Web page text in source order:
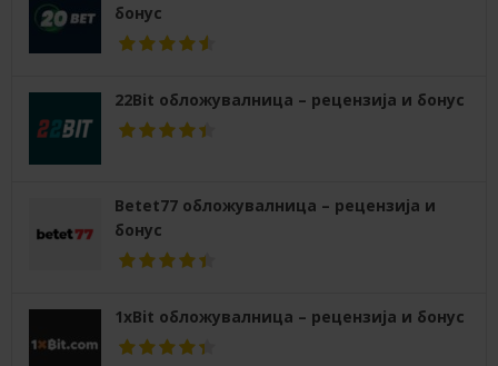
бонус
22Bit обложувалница – рецензија и бонус
Betet77 обложувалница – рецензија и
бонус
1xBit обложувалница – рецензија и бонус